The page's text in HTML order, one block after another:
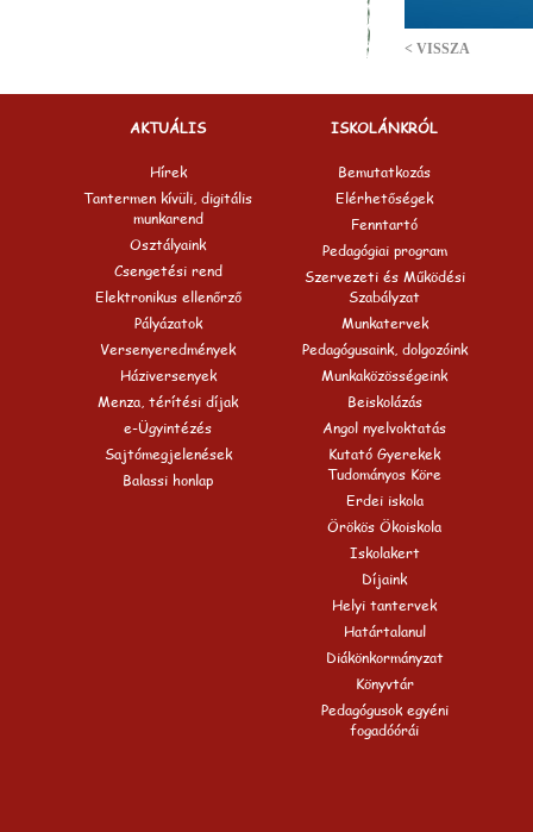
< VISSZA
AKTUÁLIS
Hírek
Tantermen kívüli, digitális
munkarend
Osztályaink
Csengetési rend
Elektronikus ellenőrző
Pályázatok
Versenyeredmények
Háziversenyek
Menza, térítési díjak
e-Ügyintézés
Sajtómegjelenések
Balassi honlap
ISKOLÁNKRÓL
Bemutatkozás
Elérhetőségek
Fenntartó
Pedagógiai program
Szervezeti és Működési
Szabályzat
Munkatervek
Pedagógusaink, dolgozóink
Munkaközösségeink
Beiskolázás
Angol nyelvoktatás
Kutató Gyerekek
Tudományos Köre
Erdei iskola
Örökös Ökoiskola
Iskolakert
Díjaink
Helyi tantervek
Határtalanul
Diákönkormányzat
Könyvtár
Pedagógusok egyéni
fogadóórái